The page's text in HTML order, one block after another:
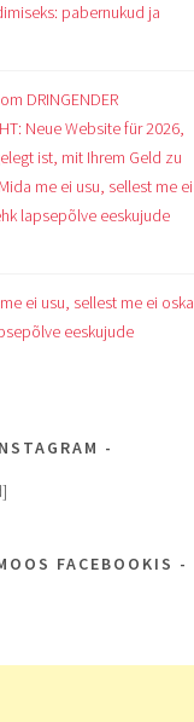
pabernukud ja
DRINGENDER
Neue Website für 2026,
ist, mit Ihrem Geld zu
Mida me ei usu, sellest me ei
lapsepõlve eeskujude
ei usu, sellest me ei oska
eeskujude
FACEBOOKIS